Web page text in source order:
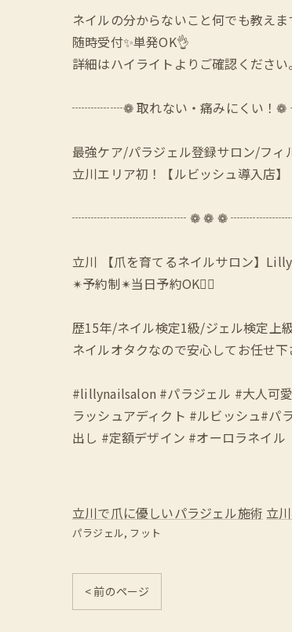
ネイルの分からないこと何でも教えま
随時受付✨単発OK👌
詳細はハイライトよりご確認ください。
┈┈┈┈❁ 取れない・痛みにくい
最強ケア/パラジェル登録サロン/フィ
立川エリア初！【ルビッシュ導入店】
┈┈┈┈┈┈┈┈┈ ❁ ❁ ❁
立川 【爪を育てるネイルサロン】
✴︎予約制✴︎当日予約OK🙆‍♀️
歴15年/ネイル検定1級/ジェル検定上
ネイルオタクなので安心してお任せ
#lillynailsalon #パラジェル #大人可
ラッシュアディクト #ルビッシュ#
出し #定額デザイン #オーロラネイル
立川で爪に優しいパラジェル施術 立
パラジェル フット
< 前のページ